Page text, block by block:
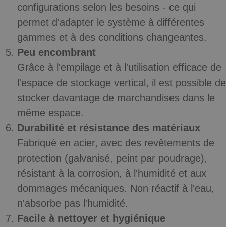
configurations selon les besoins - ce qui
permet d'adapter le système à différentes
gammes et à des conditions changeantes.
Peu encombrant
Grâce à l'empilage et à l'utilisation efficace de
l'espace de stockage vertical, il est possible de
stocker davantage de marchandises dans le
même espace.
Durabilité et résistance des matériaux
Fabriqué en acier, avec des revêtements de
protection (galvanisé, peint par poudrage),
résistant à la corrosion, à l'humidité et aux
dommages mécaniques. Non réactif à l'eau,
n'absorbe pas l'humidité.
Facile à nettoyer et hygiénique